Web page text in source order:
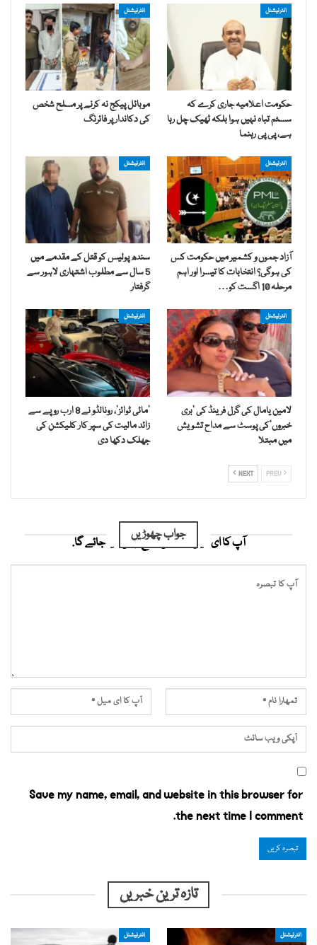
انٹرنیشنل
حکومت اعلامیہ جاری کرے کہ
سسٹم تباہ نہیں ہوا بلکہ ٹھیک چل رہا
ہے، پی پی رہنما
انٹرنیشنل
موبائل پیکج نہ کرنے پر مسلح شخص
کی دکاندار پر فائرنگ
انٹرنیشنل
آزاد جموں و کشمیر میں حکومت کس
کی ہوگی؟ انتخابات کا تیسرا اور اہم
مرحلہ 10 اگست کو…
انٹرنیشنل
سندھ پولیس کو قتل کے مقدمے میں
5 سال سے مطلوب اشتہاری لاہور سے
گرفتار
انٹرنیشنل
لامین یامال کی گرل فرینڈ کی ’بری
خبروں‘کی پوسٹ سے مداح تشویش
میں مبتلا
انٹرنیشنل
’مائی ٹوائز‘، رونالڈو نے 8 ارب روپے سے
زائد مالیت کی سپر کار کلیکشن کی
جھلک دکھا دی
NEXT
جواب چھوڑیں
آپ کا ای میل ایڈریس شائع نہیں کیا جائے گا.
Save my name, email, and website in this browser for
the next time I comment.
تازہ ترین خبریں
انٹرنیشنل انٹرنیشنل